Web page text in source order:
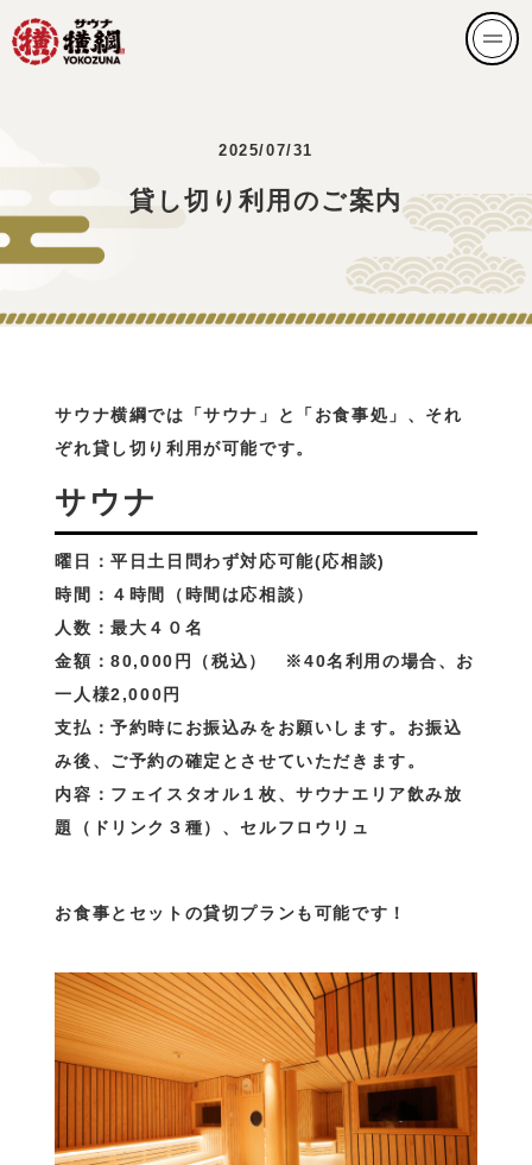
2025/07/31
貸し切り利用のご案内
サウナ横綱では「サウナ」と「お食事処」、それ
ぞれ貸し切り利用が可能です。
サウナ
曜日：平日土日問わず対応可能(応相談)
時間：４時間（時間は応相談）
人数：最大４０名
金額：80,000円（税込） ※40名利用の場合、お
一人様2,000円
支払：予約時にお振込みをお願いします。お振込
み後、ご予約の確定とさせていただきます。
内容：フェイスタオル１枚、サウナエリア飲み放
題（ドリンク３種）、セルフロウリュ
お食事とセットの貸切プランも可能です！